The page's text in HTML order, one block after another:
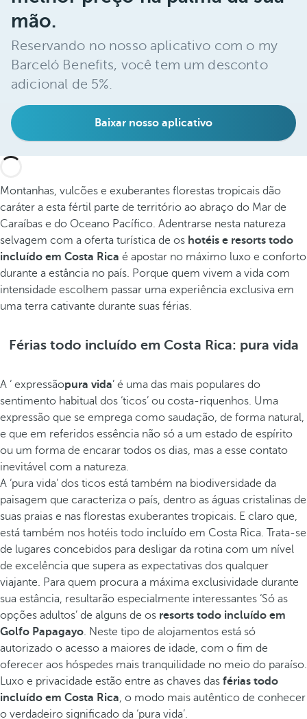
mão.
Reservando no nosso aplicativo com o my
Barceló Benefits, você tem um desconto
adicional de 5%.
Baixar nosso aplicativo
Montanhas, vulcões e exuberantes florestas tropicais dão
caráter a esta fértil parte de território ao abraço do Mar de
Caraíbas e do Oceano Pacífico. Adentrarse nesta natureza
selvagem com a oferta turística de os hotéis e resorts todo
incluído em Costa Rica é apostar no máximo luxo e conforto
durante a estância no país. Porque quem vivem a vida com
intensidade escolhem passar uma experiência exclusiva em
uma terra cativante durante suas férias.
Férias todo incluído em Costa Rica: pura vida
A ‘ expressãopura vida’ é uma das mais populares do
sentimento habitual dos ‘ticos’ ou costa-riquenhos. Uma
expressão que se emprega como saudação, de forma natural,
e que em referidos essência não só a um estado de espírito
ou um forma de encarar todos os dias, mas a esse contato
inevitável com a natureza.
A ‘pura vida’ dos ticos está também na biodiversidade da
paisagem que caracteriza o país, dentro as águas cristalinas de
suas praias e nas florestas exuberantes tropicais. E claro que,
está também nos hotéis todo incluído em Costa Rica. Trata-se
de lugares concebidos para desligar da rotina com um nível
de excelência que supera as expectativas dos qualquer
viajante. Para quem procura a máxima exclusividade durante
sua estância, resultarão especialmente interessantes ‘Só as
opções adultos’ de alguns de os resorts todo incluído em
Golfo Papagayo. Neste tipo de alojamentos está só
autorizado o acesso a maiores de idade, com o fim de
oferecer aos hóspedes mais tranquilidade no meio do paraíso.
Luxo e privacidade estão entre as chaves das férias todo
incluído em Costa Rica, o modo mais autêntico de conhecer
o verdadeiro significado da ‘pura vida’.